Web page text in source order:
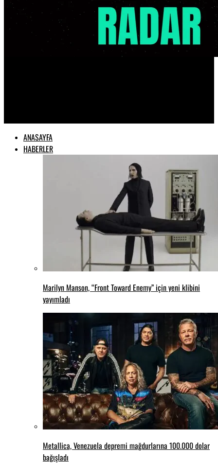
ANASAYFA
HABERLER
Marilyn Manson, “Front Toward Enemy” için yeni klibini
yayımladı
Metallica, Venezuela depremi mağdurlarına 100.000 dolar
bağışladı